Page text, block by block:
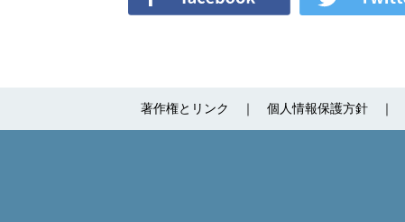
著作権とリンク 個人情報保護方針